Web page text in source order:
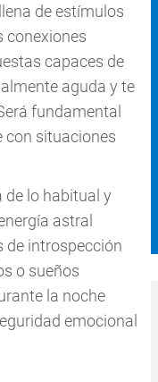
de estímulos
conexiones
capaces de
aguda y te
fundamental
con situaciones
lo habitual y
astral
de introspección
o sueños
la noche
emocional